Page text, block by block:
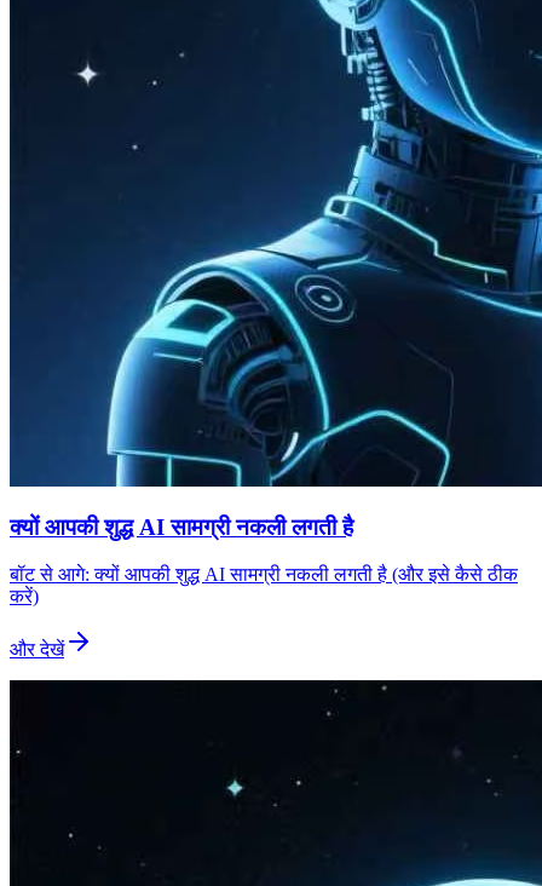
क्यों आपकी शुद्ध AI सामग्री नकली लगती है
बॉट से आगे: क्यों आपकी शुद्ध AI सामग्री नकली लगती है (और इसे कैसे ठीक
करें)
और देखें